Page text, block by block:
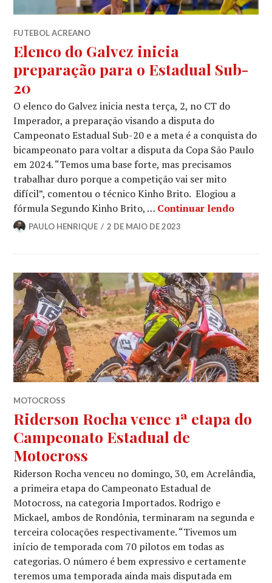
FUTEBOL ACREANO
Elenco do Galvez inicia
preparação para o Estadual Sub-
20
O elenco do Galvez inicia nesta terça, 2, no CT do
Imperador, a preparação visando a disputa do
Campeonato Estadual Sub-20 e a meta é a conquista do
bicampeonato para voltar a disputa da Copa São Paulo
em 2024. “Temos uma base forte, mas precisamos
trabalhar duro porque a competição vai ser mito
difícil”, comentou o técnico Kinho Brito. Elogiou a
fórmula Segundo Kinho Brito, … Continuar lendo
PAULO HENRIQUE 2 DE MAIO DE 2023
MOTOCROSS
Riderson Rocha vence 1ª etapa do
Campeonato Estadual de
Motocross
Riderson Rocha venceu no domingo, 30, em Acrelândia,
a primeira etapa do Campeonato Estadual de
Motocross, na categoria Importados. Rodrigo e
Mickael, ambos de Rondônia, terminaram na segunda e
terceira colocações respectivamente. “Tivemos um
início de temporada com 70 pilotos em todas as
categorias. O número é bem expressivo e certamente
teremos uma temporada ainda mais disputada em